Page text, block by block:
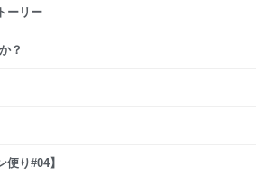
ーリー
？
り#04】